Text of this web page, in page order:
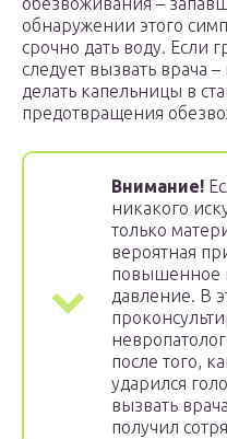
обнаружении этого
срочно дать воду. Если
следует вызвать врача
делать капельницы в
предотвращения
Внимание!
никакого
только
вероятная
повышенное
давление. В
после того,
ударился
вызвать
получил